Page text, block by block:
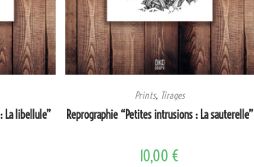
La libellule”
Prints, Tirages
Reprographie “Petites intrusions : La sauterelle”
10,00€